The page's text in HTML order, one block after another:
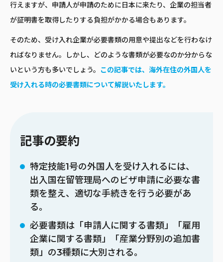
行えますが、申請人が申請のために日本に来たり、企業の担当者
が証明書を取得したりする負担がかかる場合もあります。
そのため、受け入れ企業が必要書類の用意や提出などを行わなけ
ればなりません。しかし、どのような書類が必要なのか分からな
いという方も多いでしょう。
この記事では、海外在住の外国人を
受け入れる時の必要書類について解説いたします。
記事の要約
特定技能1号の外国人を受け入れるには、
出入国在留管理局へのビザ申請に必要な書
類を整え、適切な手続きを行う必要があ
る。
必要書類は「申請人に関する書類」「雇用
企業に関する書類」「産業分野別の追加書
類」の3種類に大別される。